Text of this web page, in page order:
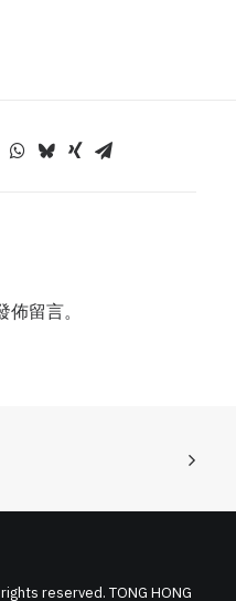
留言。
reserved. TONG HONG